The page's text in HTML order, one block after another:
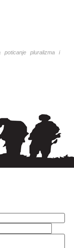
poticanje pluralizma i